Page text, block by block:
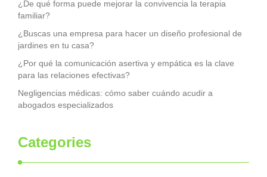
¿De qué forma puede mejorar la convivencia la terapia
familiar?
¿Buscas una empresa para hacer un diseño profesional de
jardines en tu casa?
¿Por qué la comunicación asertiva y empática es la clave
para las relaciones efectivas?
Negligencias médicas: cómo saber cuándo acudir a
abogados especializados
Categories